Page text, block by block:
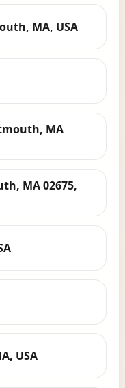
MA, USA
MA
MA 02675,
USA